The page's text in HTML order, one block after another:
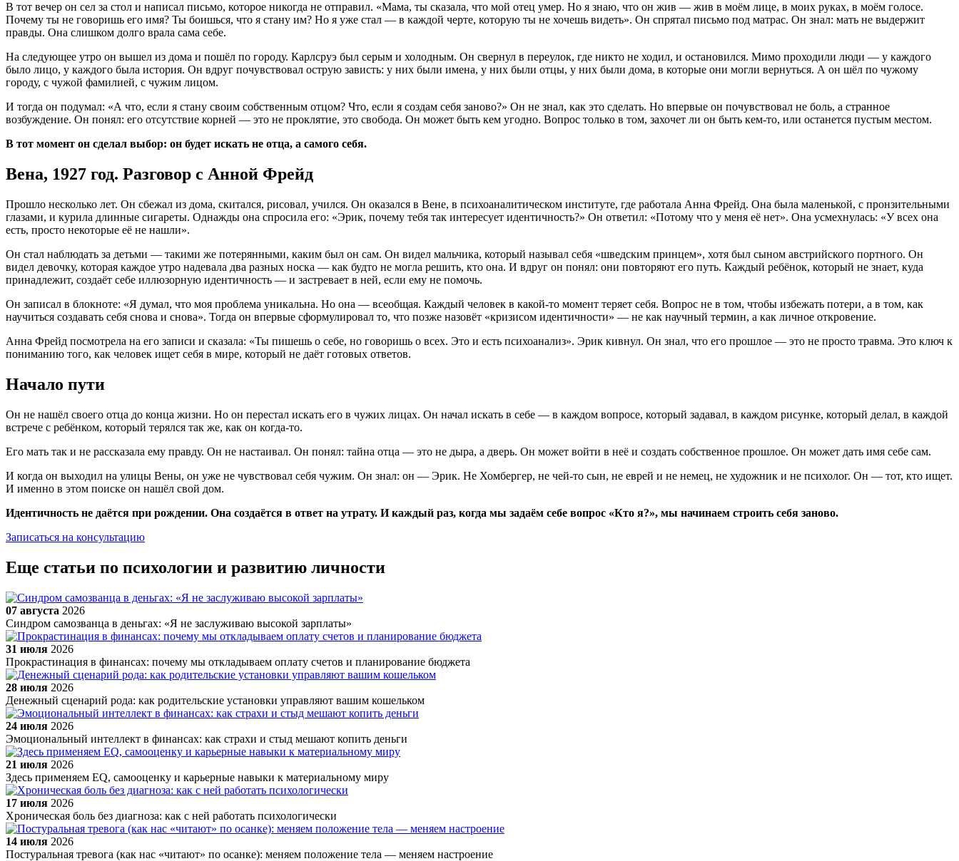
В тот вечер он сел за стол и написал письмо, которое никогда не отправил. «Мама, ты сказала, что мой отец умер. Но я знаю, что он жив — жив в моём лице, в моих руках, в моём голосе.
Почему ты не говоришь его имя? Ты боишься, что я стану им? Но я уже стал — в каждой черте, которую ты не хочешь видеть». Он спрятал письмо под матрас. Он знал: мать не выдержит
правды. Она слишком долго врала сама себе.
На следующее утро он вышел из дома и пошёл по городу. Карлсруэ был серым и холодным. Он свернул в переулок, где никто не ходил, и остановился. Мимо проходили люди — у каждого
было лицо, у каждого была история. Он вдруг почувствовал острую зависть: у них были имена, у них были отцы, у них были дома, в которые они могли вернуться. А он шёл по чужому
городу, с чужой фамилией, с чужим лицом.
И тогда он подумал: «А что, если я стану своим собственным отцом? Что, если я создам себя заново?» Он не знал, как это сделать. Но впервые он почувствовал не боль, а странное
возбуждение. Он понял: его отсутствие корней — это не проклятие, это свобода. Он может быть кем угодно. Вопрос только в том, захочет ли он быть кем-то, или останется пустым местом.
В тот момент он сделал выбор: он будет искать не отца, а самого себя.
Вена, 1927 год. Разговор с Анной Фрейд
Прошло несколько лет. Он сбежал из дома, скитался, рисовал, учился. Он оказался в Вене, в психоаналитическом институте, где работала Анна Фрейд. Она была маленькой, с пронзительными
глазами, и курила длинные сигареты. Однажды она спросила его: «Эрик, почему тебя так интересует идентичность?» Он ответил: «Потому что у меня её нет». Она усмехнулась: «У всех она
есть, просто некоторые её не нашли».
Он стал наблюдать за детьми — такими же потерянными, каким был он сам. Он видел мальчика, который называл себя «шведским принцем», хотя был сыном австрийского портного. Он
видел девочку, которая каждое утро надевала два разных носка — как будто не могла решить, кто она. И вдруг он понял: они повторяют его путь. Каждый ребёнок, который не знает, куда
принадлежит, создаёт себе иллюзорную идентичность — и застревает в ней, если ему не помочь.
Он записал в блокноте: «Я думал, что моя проблема уникальна. Но она — всеобщая. Каждый человек в какой-то момент теряет себя. Вопрос не в том, чтобы избежать потери, а в том, как
научиться создавать себя снова и снова». Тогда он впервые сформулировал то, что позже назовёт «кризисом идентичности» — не как научный термин, а как личное откровение.
Анна Фрейд посмотрела на его записи и сказала: «Ты пишешь о себе, но говоришь о всех. Это и есть психоанализ». Эрик кивнул. Он знал, что его прошлое — это не просто травма. Это ключ к
пониманию того, как человек ищет себя в мире, который не даёт готовых ответов.
Начало пути
Он не нашёл своего отца до конца жизни. Но он перестал искать его в чужих лицах. Он начал искать в себе — в каждом вопросе, который задавал, в каждом рисунке, который делал, в каждой
встрече с ребёнком, который терялся так же, как он когда-то.
Его мать так и не рассказала ему правду. Он не настаивал. Он понял: тайна отца — это не дыра, а дверь. Он может войти в неё и создать собственное прошлое. Он может дать имя себе сам.
И когда он выходил на улицы Вены, он уже не чувствовал себя чужим. Он знал: он — Эрик. Не Хомбергер, не чей-то сын, не еврей и не немец, не художник и не психолог. Он — тот, кто ищет.
И именно в этом поиске он нашёл свой дом.
Идентичность не даётся при рождении. Она создаётся в ответ на утрату. И каждый раз, когда мы задаём себе вопрос «Кто я?», мы начинаем строить себя заново.
Записаться на консультацию
Еще статьи по психологии и развитию личности
07 августа 2026
Синдром самозванца в деньгах: «Я не заслуживаю высокой зарплаты»
31 июля 2026
Прокрастинация в финансах: почему мы откладываем оплату счетов и планирование бюджета
28 июля 2026
Денежный сценарий рода: как родительские установки управляют вашим кошельком
24 июля 2026
Эмоциональный интеллект в финансах: как страхи и стыд мешают копить деньги
21 июля 2026
Здесь применяем EQ, самооценку и карьерные навыки к материальному миру
17 июля 2026
Хроническая боль без диагноза: как с ней работать психологически
14 июля 2026
Постуральная тревога (как нас «читают» по осанке): меняем положение тела — меняем настроение